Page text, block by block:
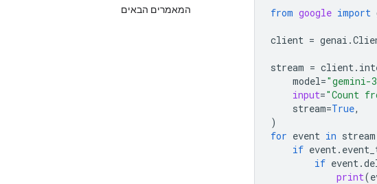
המאמרים הבאים
from google import
client = genai .
stream = client.
model="gemini-
input="Count
stream=True,
)
for event in stream
if event.
if event.
print(